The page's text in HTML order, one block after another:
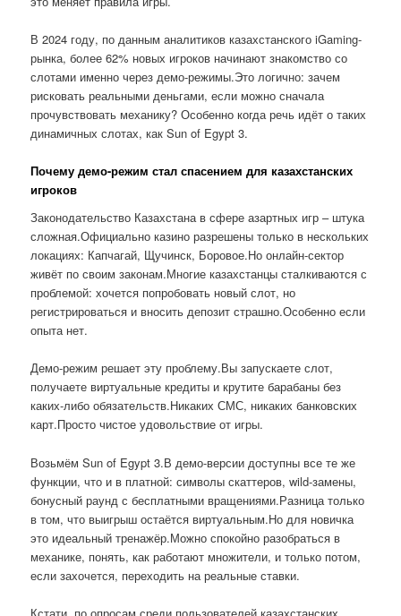
В 2024 году, по данным аналитиков казахстанского iGaming-
рынка, более 62% новых игроков начинают знакомство со
слотами именно через демо-режимы.Это логично: зачем
рисковать реальными деньгами, если можно сначала
прочувствовать механику? Особенно когда речь идёт о таких
динамичных слотах, как Sun of Egypt 3.
Почему демо-режим стал спасением для казахстанских
игроков
Законодательство Казахстана в сфере азартных игр – штука
сложная.Официально казино разрешены только в нескольких
локациях: Капчагай, Щучинск, Боровое.Но онлайн-сектор
живёт по своим законам.Многие казахстанцы сталкиваются с
проблемой: хочется попробовать новый слот, но
регистрироваться и вносить депозит страшно.Особенно если
опыта нет.
Демо-режим решает эту проблему.Вы запускаете слот,
получаете виртуальные кредиты и крутите барабаны без
каких-либо обязательств.Никаких СМС, никаких банковских
карт.Просто чистое удовольствие от игры.
Возьмём Sun of Egypt 3.В демо-версии доступны все те же
функции, что и в платной: символы скаттеров, wild-замены,
бонусный раунд с бесплатными вращениями.Разница только
в том, что выигрыш остаётся виртуальным.Но для новичка
это идеальный тренажёр.Можно спокойно разобраться в
механике, понять, как работают множители, и только потом,
если захочется, переходить на реальные ставки.